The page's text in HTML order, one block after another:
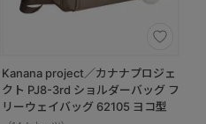
Kanana project／カナナプロジェ
クト PJ8-3rd ショルダーバッグ フ
リーウェイバッグ 62105 ヨコ型